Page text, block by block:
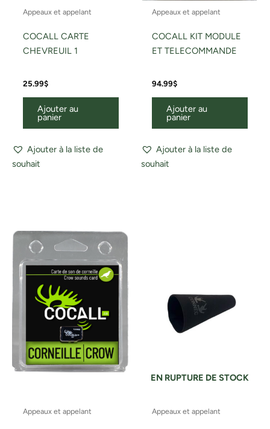
Appeaux et appelant
COCALL CARTE
CHEVREUIL 1
25.99$
Ajouter au
panier
Ajouter à la liste de
souhait
Appeaux et appelant
COCALL KIT MODULE
ET TELECOMMANDE
94.99$
Ajouter au
panier
Ajouter à la liste de
souhait
Appeaux et appelant
EN RUPTURE DE STOCK
Appeaux et appelant